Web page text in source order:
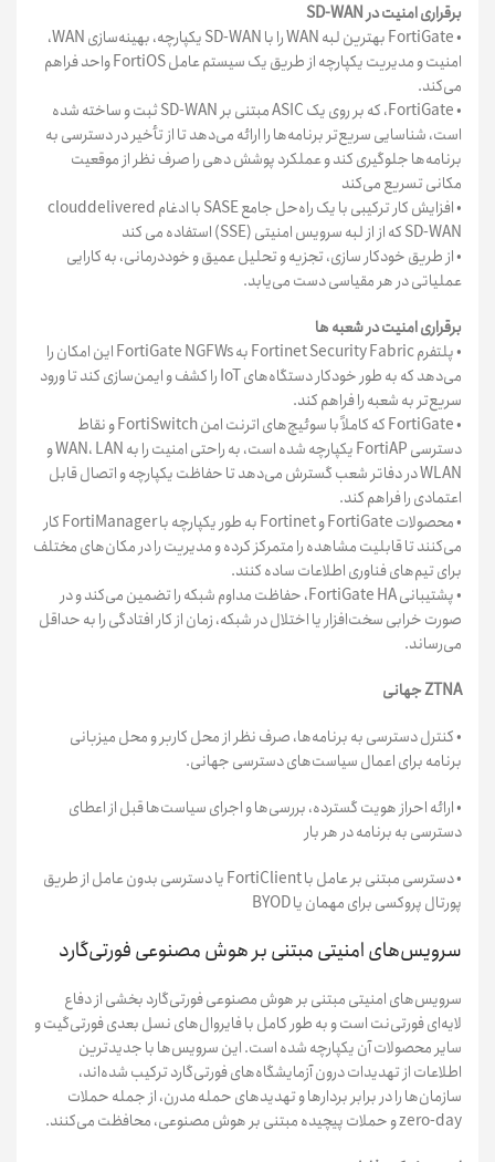
برقراری امنیت در SD-WAN
• FortiGate بهترین لبه WAN را با SD-WAN یکپارچه، بهینه‌سازی WAN،
امنیت و مدیریت یکپارچه از طریق یک سیستم عامل FortiOS واحد فراهم
می‌کند.
• FortiGate، که بر روی یک ASIC مبتنی بر SD-WAN ثبت و ساخته شده
است، شناسایی سریع‌تر برنامه‌ها را ارائه می‌دهد تا از تأخیر در دسترسی به
برنامه‌ها جلوگیری کند و عملکرد پوشش دهی را صرف نظر از موقعیت
مکانی تسریع می‌کند
• افزایش کار ترکیبی با یک راه‌حل جامع SASE با ادغام clouddelivered
SD-WAN که از از لبه سرویس امنیتی (SSE) استفاده می کند
• از طریق خودکار سازی، تجزیه و تحلیل عمیق و خوددرمانی، به کارایی
عملیاتی در هر مقیاسی دست می‌یابد.
برقراری امنیت در شعبه ها
• پلتفرم Fortinet Security Fabric به FortiGate NGFWs این امکان را
می‌دهد که به طور خودکار دستگاه‌های IoT را کشف و ایمن‌سازی کند تا ورود
سریع‌تر به شعبه را فراهم کند.
• FortiGate که کاملاً با سوئیچ‌های اترنت امن FortiSwitch و نقاط
دسترسی FortiAP یکپارچه شده است، به راحتی امنیت را به WAN، LAN و
WLAN در دفاتر شعب گسترش می‌دهد تا حفاظت یکپارچه و اتصال قابل
اعتمادی را فراهم کند.
• محصولات FortiGate و Fortinet به طور یکپارچه با FortiManager کار
می‌کنند تا قابلیت مشاهده را متمرکز کرده و مدیریت را در مکان‌های مختلف
برای تیم‌های فناوری اطلاعات ساده کنند.
• پشتیبانی FortiGate HA، حفاظت مداوم شبکه را تضمین می‌کند و در
صورت خرابی سخت‌افزار یا اختلال در شبکه، زمان از کار افتادگی را به حداقل
می‌رساند.
ZTNA جهانی
• کنترل دسترسی به برنامه‌ها، صرف نظر از محل کاربر و محل میزبانی
برنامه برای اعمال سیاست‌های دسترسی جهانی.
• ارائه احراز هویت گسترده، بررسی‌ها و اجرای سیاست‌ها قبل از اعطای
دسترسی به برنامه در هر بار
• دسترسی مبتنی بر عامل با FortiClient یا دسترسی بدون عامل از طریق
پورتال پروکسی برای مهمان یا BYOD
سرویس‌های امنیتی مبتنی بر هوش مصنوعی فورتی‌گارد
سرویس‌های امنیتی مبتنی بر هوش مصنوعی فورتی‌گارد بخشی از دفاع
لایه‌ای فورتی‌نت است و به طور کامل با فایروال‌های نسل بعدی فورتی‌گیت و
سایر محصولات آن یکپارچه شده است. این سرویس‌ها با جدیدترین
اطلاعات از تهدیدات درون آزمایشگاه‌های فورتی‌گارد ترکیب شده‌اند،
سازمان‌ها را در برابر بردارها و تهدیدهای حمله مدرن، از جمله حملات
zero-day و حملات پیچیده مبتنی بر هوش مصنوعی، محافظت می‌کنند.